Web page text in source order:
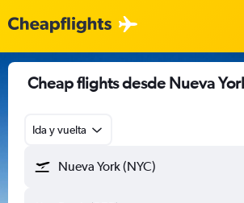
Cheap flights desde Nueva
Ida y vuelta
Nueva York (NYC)